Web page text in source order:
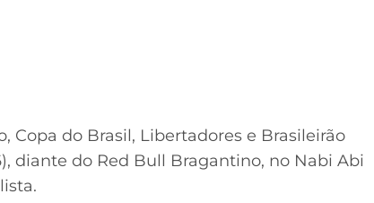
Copa do Brasil, Libertadores e Brasileirão
diante do Red Bull Bragantino, no Nabi Abi